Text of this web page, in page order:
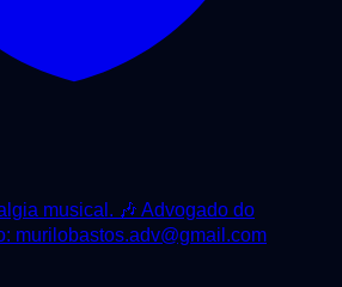
musical. 🎶 Advogado do
murilobastos.adv@gmail.com